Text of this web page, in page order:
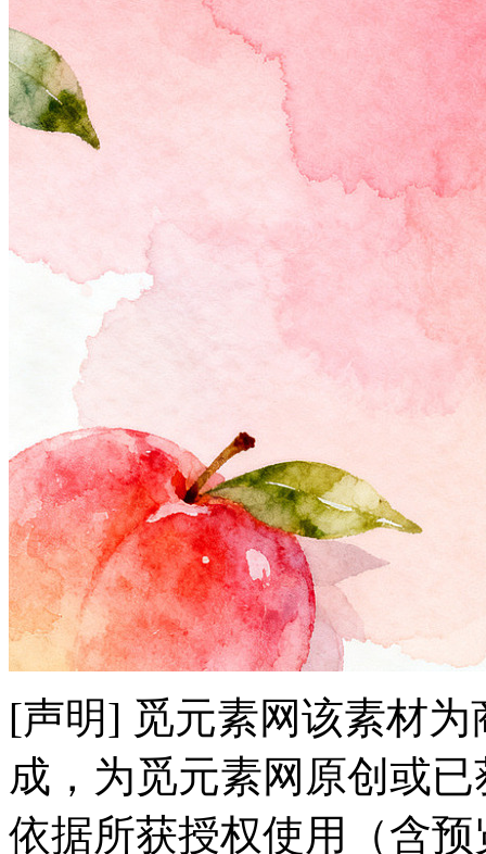
[声明] 觅元素网该素材
成，为觅元素网原创或
依据所获授权使用（含